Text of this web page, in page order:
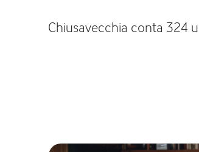
Chiusavecchia conta 324